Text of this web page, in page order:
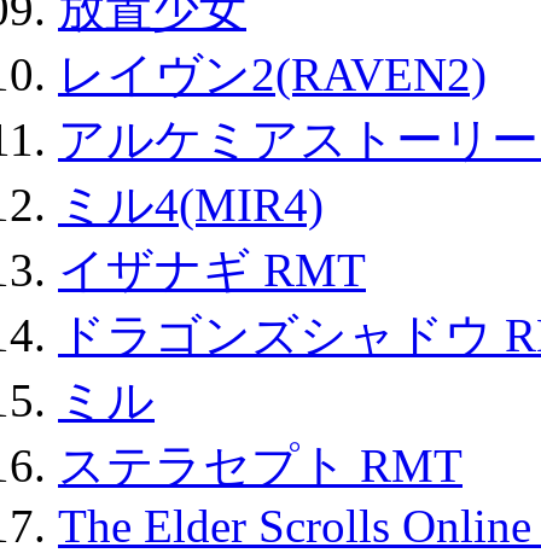
レイヴン2(RAVEN2)
アルケミアストーリ
ミル4(MIR4)
イザナギ RMT
ドラゴンズシャドウ
ミル
ステラセプト RMT
The Elder Scrolls